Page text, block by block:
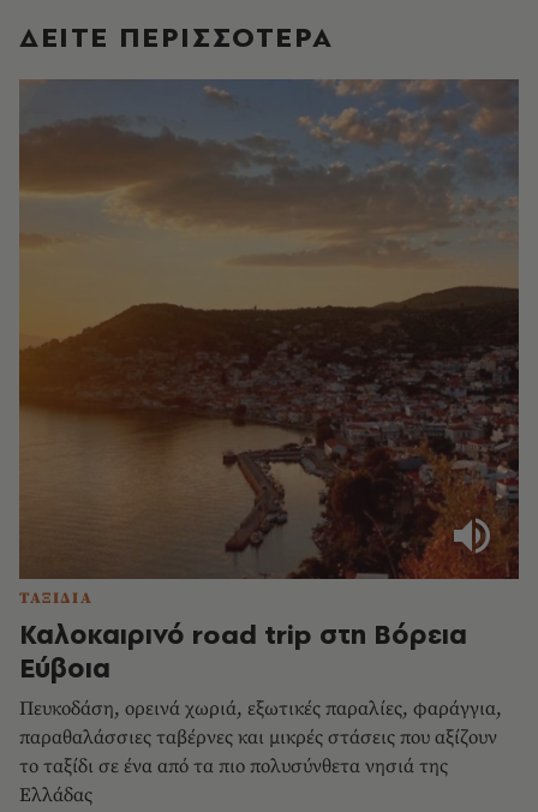
ΔΕΙΤΕ ΠΕΡΙΣΣΟΤΕΡΑ
ΤΑΞΙΔΙΑ
Καλοκαιρινό road trip στη Βόρεια
Εύβοια
Πευκοδάση, ορεινά χωριά, εξωτικές παραλίες, φαράγγια,
παραθαλάσσιες ταβέρνες και μικρές στάσεις που αξίζουν
το ταξίδι σε ένα από τα πιο πολυσύνθετα νησιά της
Ελλάδας